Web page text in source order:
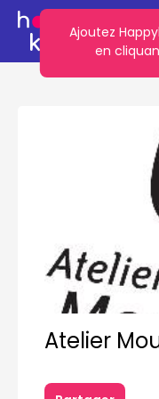
Atelier
Nom de la personne
Prénom de la
Prénom *
Ajoutez
en